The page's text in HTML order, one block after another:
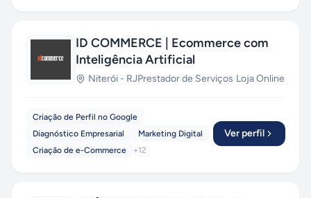
ID COMMERCE | Ecommerce com
Inteligência Artificial
Niterói - RJPrestador de Serviços·Loja Online
Criação de Perfil no Google
Diagnóstico Empresarial
Marketing Digital
Criação de e-Commerce
+12
Ver perfil